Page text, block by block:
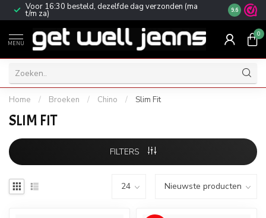
Voor 16:30 besteld, dezelfde dag verzonden (ma
t/m za) Gratis
9.6
MENU
0
Home / Broeken / Chino / Slim Fit
SLIM FIT
FILTERS